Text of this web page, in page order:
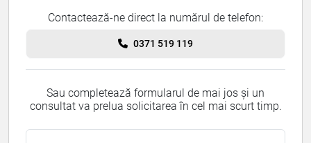
Contactează-ne direct la numărul de telefon:
0371 519 119
Sau completează formularul de mai jos și un
consultat va prelua solicitarea în cel mai scurt timp.